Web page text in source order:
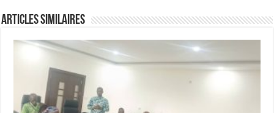
Articles Similaires